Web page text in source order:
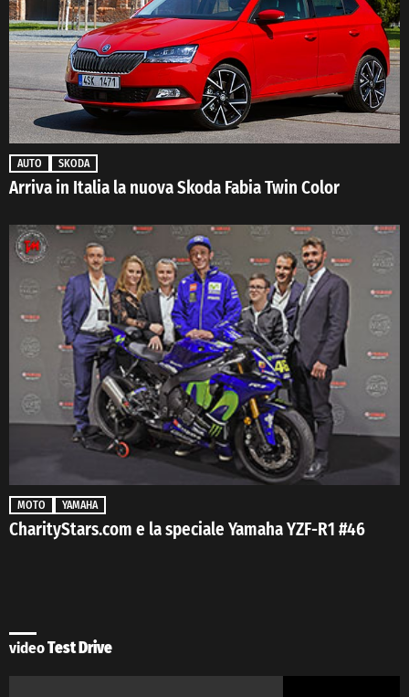
AUTO SKODA
Arriva in Italia la nuova Skoda Fabia Twin Color
MOTO YAMAHA
CharityStars.com e la speciale Yamaha YZF-R1 #46
videoTest Drive